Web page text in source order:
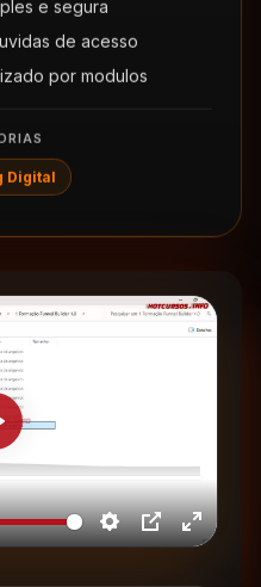
de acesso
por modulos
Digital